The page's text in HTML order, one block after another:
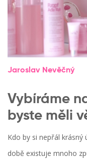
Jaroslav Nevěčný
Vybíráme
byste měli
Kdo by si nepřál krásný
době existuje mnoho